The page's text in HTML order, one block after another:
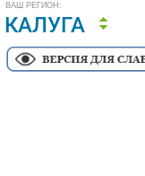
ВАШ РЕГИОН:
КАЛУГА